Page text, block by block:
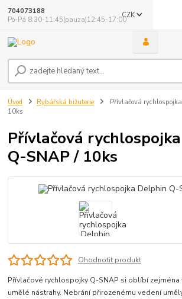
CZK
704073188
Po-Pá 8:30-11:45(pauza)12:45-17:00
Úvod Rybářská bižuterie
Přívlačová
10ks
Přívlačová
Q-SNAP / 10ks
Ohodnotit produkt
Přívlačové rychlospojky Q-SNAP si oblíbí zejména
umělé nástrahy. Nebrání přirozenému vedení